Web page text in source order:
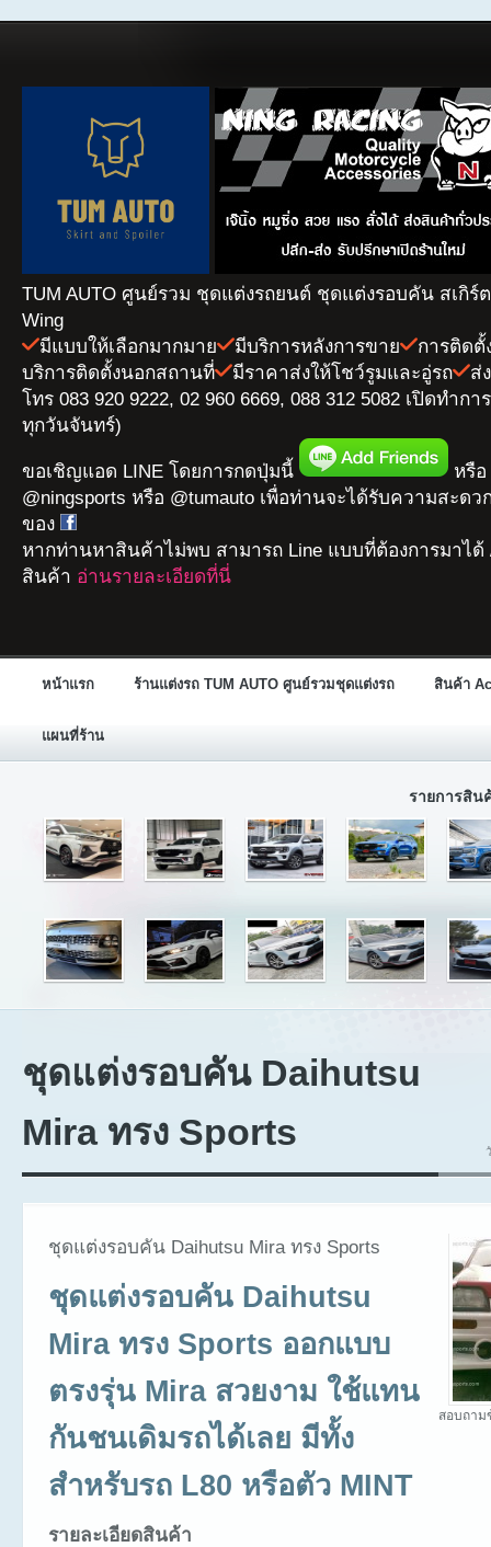
TUM AUTO ศูนย์รวม ชุดแต่งรถยนต์ ชุดแต่งรอบคัน สเกิร์
Wing
มีแบบให้เลือกมากมาย
มีบริการหลังการขาย
การติดตั้
บริการติดตั้งนอกสถานที่
มีราคาส่งให้โชว์รูมและอู่รถ
ส่
โทร 083 920 9222, 02 960 6669, 088 312 5082 เปิดทำก
ทุกวันจันทร์)
ขอเชิญแอด LINE โดยการกดปุ่มนี้
หรือ
@ningsports หรือ @tumauto เพื่อท่านจะได้รับความสะดว
ของ
หากท่านหาสินค้าไม่พบ สามารถ Line แบบที่ต้องการมาได้
สินค้า อ่านรายละเอียดที่นี่
หน้าแรก ร้านแต่งรถ TUM AUTO ศูนย์รวมชุดแต่งรถ สินค้า
แผนที่ร้าน
รายการสิน
ชุดแต่งรอบคัน Daihutsu
Mira ทรง Sports
สอบถาม
ชุดแต่งรอบคัน Daihutsu Mira ทรง Sports
ชุดแต่งรอบคัน Daihutsu
Mira ทรง Sports ออกแบบ
ตรงรุ่น Mira สวยงาม ใช้แทน
กันชนเดิมรถได้เลย มีทั้ง
สำหรับรถ L80 หรือตัว MINT
รายละเอียดสินค้า